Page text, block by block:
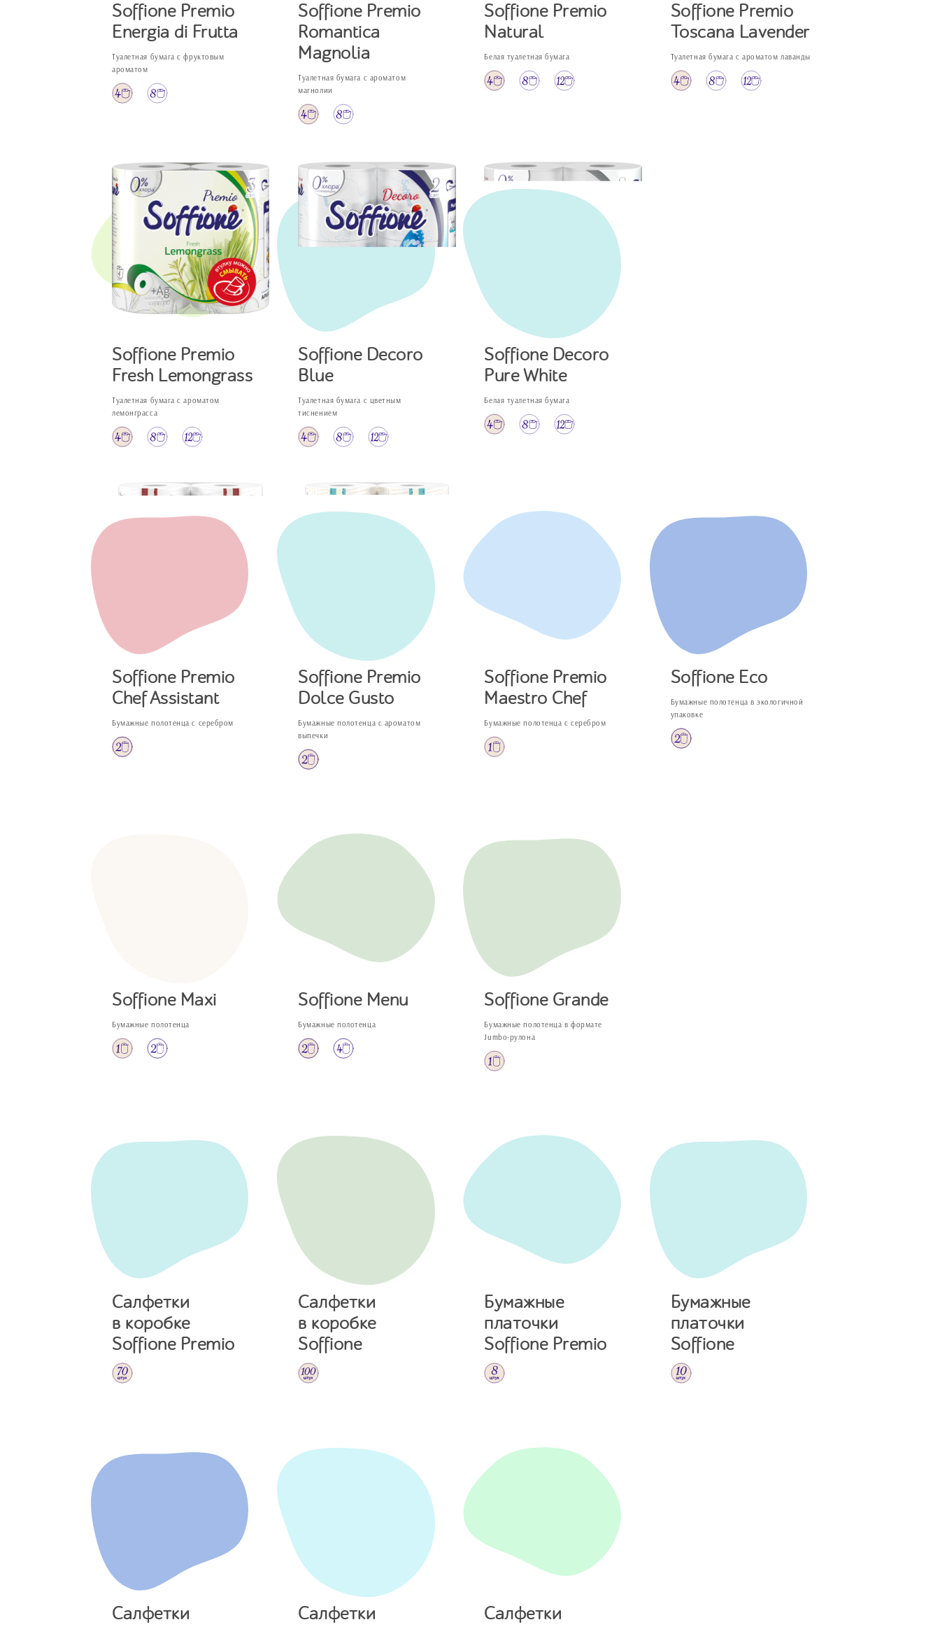
Soffione Premio
Energia di Frutta
Туалетная бумага с фруктовым
ароматом
Soffione Premio
Romantica
Magnolia
Туалетная бумага с ароматом
магнолии
Soffione Premio
Natural
Белая туалетная бумага
Soffione Premio
Toscana Lavender
Туалетная бумага с ароматом лаванды
Soffione Premio
Fresh Lemongrass
Туалетная бумага с ароматом
лемонграсса
Soffione Decoro
Blue
Туалетная бумага с цветным
тиснением
Soffione Decoro
Pure White
Белая туалетная бумага
Soffione Premio
Chef Assistant
Бумажные полотенца с серебром
Soffione Premio
Dolce Gusto
Бумажные полотенца с ароматом
выпечки
Soffione Premio
Maestro Chef
Бумажные полотенца с серебром
Soffione Eco
Бумажные полотенца в экологичной
упаковке
Soffione Maxi
Бумажные полотенца
Soffione Menu
Бумажные полотенца
Soffione Grande
Бумажные полотенца в формате
Jumbo‑рулона
Салфетки
в коробке
Soffione Premio
Салфетки
в коробке
Soffione
Бумажные
платочки
Soffione Premio
Бумажные
платочки
Soffione
Салфетки
Салфетки
Салфетки